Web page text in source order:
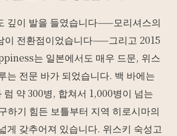
깊이 발을 들였습니다——모리셔스의
이 전환점이었습니다——그리고 2015
는 일본에서도 매우 드문, 위스
는 전문 바가 되었습니다. 백 바에는
럼 약 300병, 합쳐서 1,000병이 넘는
하기 힘든 보틀부터 지역 히로시마의
게 갖추어져 있습니다. 위스키 숙성고